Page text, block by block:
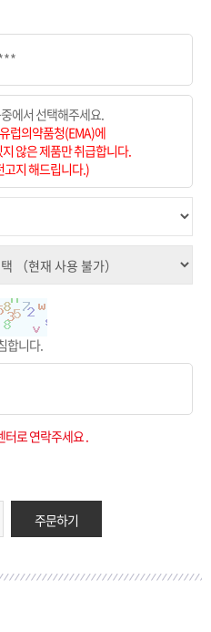
에서 선택해주세요.
럽의약품청(EMA)에
않은 제품만 취급합니다.
고지 해드립니다.)
합니다.
터로 연락주세요 .
주문하기